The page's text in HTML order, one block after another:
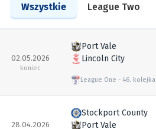
Wszystkie League Two
02.05.2026
koniec
Port Vale
Lincoln City
League One 46. kolejka
28.04.2026
Stockport County
Port Vale